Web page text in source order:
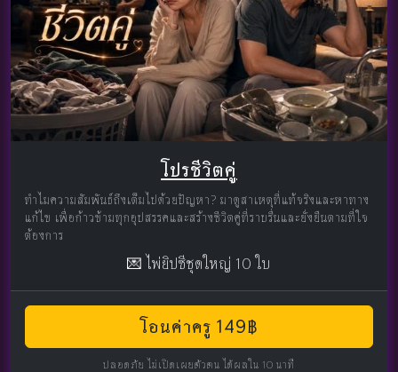
โปรชีวิตคู่
ทำไมความสัมพันธ์ถึงเต็มไปด้วยปัญหา? มาดูสาเหตุที่แท้จริงและหาทาง
แก้ไข เพื่อก้าวข้ามทุกอุปสรรคและสร้างชีวิตคู่ที่ราบรื่นและยั่งยืนตามที่ใจ
ต้องการ
💌 ไพ่ยิปซีชุดใหญ่ 10 ใบ
โอนค่าครู 149฿
ปลอดภัย ไม่เปิดเผยตัวตน ได้ผลใน 10 นาที